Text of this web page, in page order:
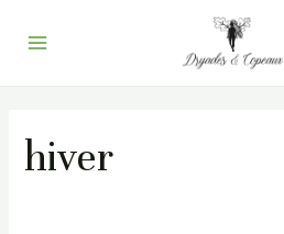
Menu
hiver
récent
au